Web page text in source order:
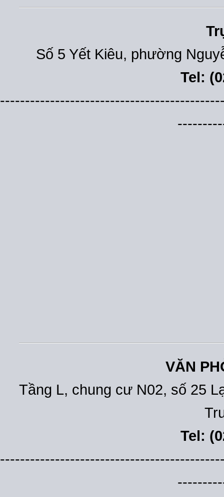
Số 5 Yết Kiêu, phường
Tel:
VĂN
Tầng L, chung cư N02, số 25
Tel: